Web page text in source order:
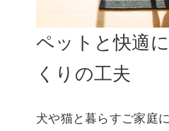
ペットと快適
くりの工夫
犬や猫と暮らすご家庭